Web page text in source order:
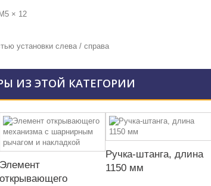
× 12
установки слева / справа
ИЗ ЭТОЙ КАТЕГОРИИ
Элемент
открывающего
Ручка-штанга, длина
1150 мм